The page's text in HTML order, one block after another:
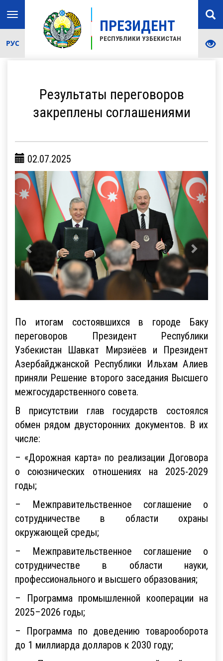
ПРЕЗИДЕНТ
РЕСПУБЛИКИ УЗБЕКИСТАН
Toggle
navigation
РУС
Результаты переговоров
закреплены соглашениями
02.07.2025
По итогам состоявшихся в городе Баку
переговоров Президент Республики
Узбекистан Шавкат Мирзиёев и Президент
Азербайджанской Республики Ильхам Алиев
приняли Решение второго заседания Высшего
межгосударственного совета.
В присутствии глав государств состоялся
обмен рядом двусторонних документов. В их
числе:
– «Дорожная карта» по реализации Договора
о союзнических отношениях на 2025-2029
годы;
– Межправительственное соглашение о
сотрудничестве в области охраны
окружающей среды;
– Межправительственное соглашение о
сотрудничестве в области науки,
профессионального и высшего образования;
– Программа промышленной кооперации на
2025–2026 годы;
– Программа по доведению товарооборота
до 1 миллиарда долларов к 2030 году;